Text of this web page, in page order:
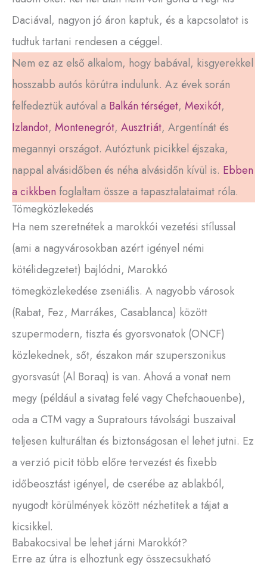
Daciával, nagyon jó áron kaptuk, és a kapcsolatot is
tudtuk tartani rendesen a céggel.
Nem ez az első alkalom, hogy babával, kisgyerekkel
hosszabb autós körútra indulunk. Az évek során
felfedeztük autóval a Balkán térséget, Mexikót,
Izlandot, Montenegrót, Ausztriát, Argentínát és
megannyi országot. Autóztunk picikkel éjszaka,
nappal alvásidőben és néha alvásidőn kívül is. Ebben
a cikkben foglaltam össze a tapasztalataimat róla.
Tömegközlekedés
Ha nem szeretnétek a marokkói vezetési stílussal
(ami a nagyvárosokban azért igényel némi
kötélidegzetet) bajlódni, Marokkó
tömegközlekedése zseniális. A nagyobb városok
(Rabat, Fez, Marrákes, Casablanca) között
szupermodern, tiszta és gyorsvonatok (ONCF)
közlekednek, sőt, északon már szuperszonikus
gyorsvasút (Al Boraq) is van. Ahová a vonat nem
megy (például a sivatag felé vagy Chefchaouenbe),
oda a CTM vagy a Supratours távolsági buszaival
teljesen kulturáltan és biztonságosan el lehet jutni. Ez
a verzió picit több előre tervezést és fixebb
időbeosztást igényel, de cserébe az ablakból,
nyugodt körülmények között nézhetitek a tájat a
kicsikkel.
Babakocsival be lehet járni Marokkót?
Erre az útra is elhoztunk egy összecsukható